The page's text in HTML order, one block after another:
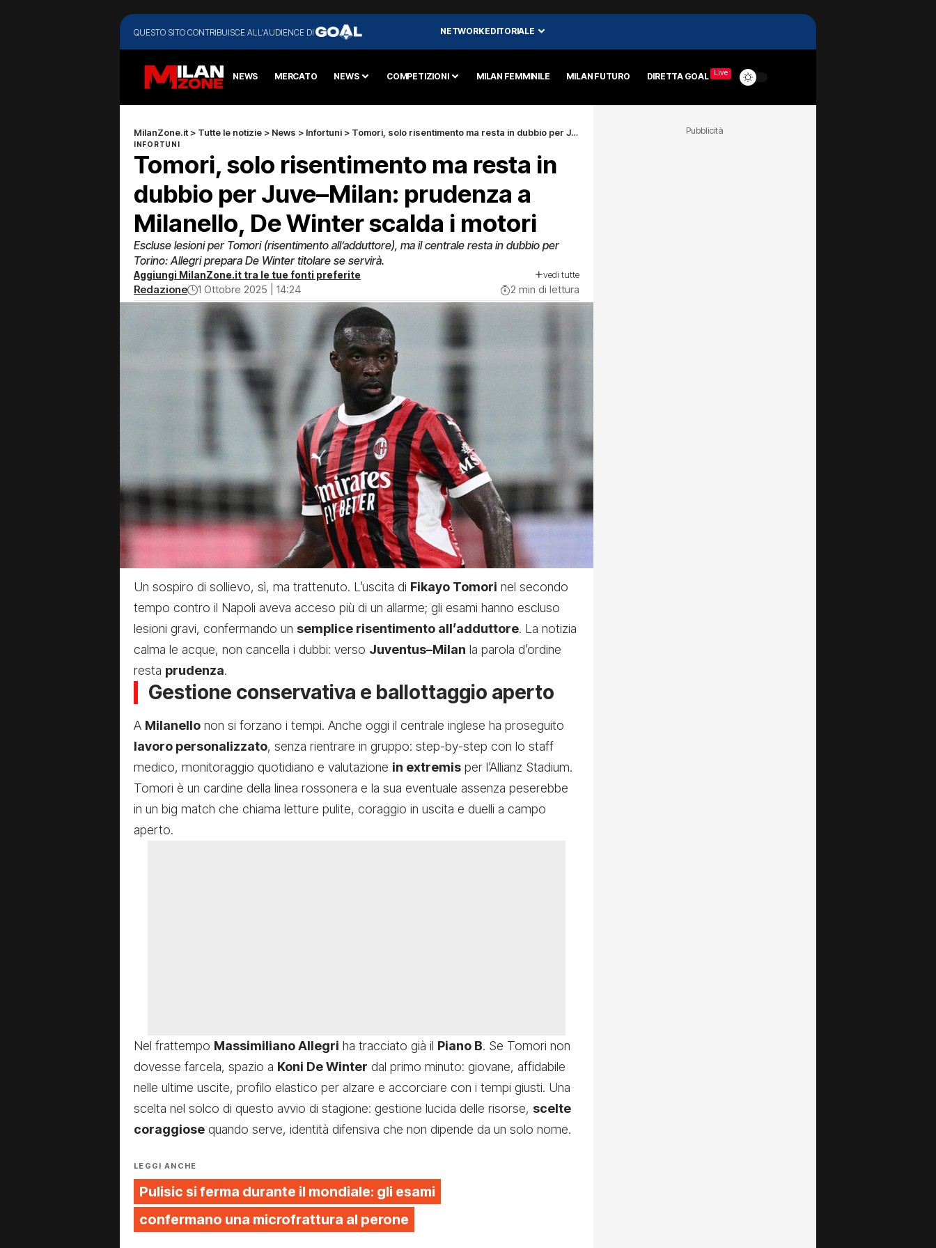
QUESTO SITO CONTRIBUISCE ALL'AUDIENCE DI NETWORK EDITORIALE
NEWS MERCATO NEWS COMPETIZIONI MILAN FEMMINILE MILAN FUTURO DIRETTA GOAL Live
MilanZone.it > Tutte le notizie > News > Infortuni > Tomori, solo risentimento ma resta in dubbio per Juve–Milan: prudenza a Milanello, De Winter scalda i motori
INFORTUNI
Tomori, solo risentimento ma resta in
dubbio per Juve–Milan: prudenza a
Milanello, De Winter scalda i motori
Escluse lesioni per Tomori (risentimento all’adduttore), ma il centrale resta in dubbio per
Torino: Allegri prepara De Winter titolare se servirà.
Aggiungi MilanZone.it tra le tue fonti preferite vedi tutte
Redazione 1 Ottobre 2025 | 14:24 2 min di lettura
Un sospiro di sollievo, sì, ma trattenuto. L’uscita di Fikayo Tomori nel secondo
tempo contro il Napoli aveva acceso più di un allarme; gli esami hanno escluso
lesioni gravi, confermando un semplice risentimento all’adduttore. La notizia
calma le acque, non cancella i dubbi: verso Juventus–Milan la parola d’ordine
resta prudenza.
Gestione conservativa e ballottaggio aperto
A Milanello non si forzano i tempi. Anche oggi il centrale inglese ha proseguito
lavoro personalizzato, senza rientrare in gruppo: step-by-step con lo staff
medico, monitoraggio quotidiano e valutazione in extremis per l’Allianz Stadium.
Tomori è un cardine della linea rossonera e la sua eventuale assenza peserebbe
in un big match che chiama letture pulite, coraggio in uscita e duelli a campo
aperto.
Nel frattempo Massimiliano Allegri ha tracciato già il Piano B. Se Tomori non
dovesse farcela, spazio a Koni De Winter dal primo minuto: giovane, affidabile
nelle ultime uscite, profilo elastico per alzare e accorciare con i tempi giusti. Una
scelta nel solco di questo avvio di stagione: gestione lucida delle risorse, scelte
coraggiose quando serve, identità difensiva che non dipende da un solo nome.
LEGGI ANCHE
Pulisic si ferma durante il mondiale: gli esami
confermano una microfrattura al perone
Pubblicità